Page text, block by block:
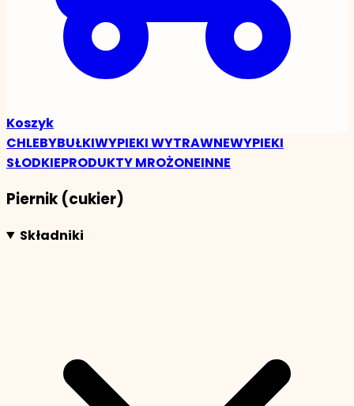
Koszyk
CHLEBYBUŁKIWYPIEKI WYTRAWNEWYPIEKI
SŁODKIEPRODUKTY MROŻONEINNE
Piernik (cukier)
Składniki